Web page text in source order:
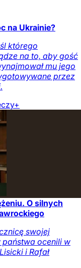
na Ukrainie?
którego
na to, aby gość
mu jego
przez
O silnych
swojej
państwa ocenili w
i Rafał